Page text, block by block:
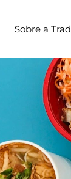
Sobre a